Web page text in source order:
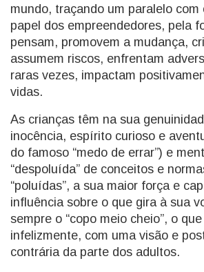
mundo, traçando um paralelo
papel dos empreendedores, pela
pensam, promovem a mudança,
assumem riscos, enfrentam
raras vezes, impactam
vidas.
As crianças têm na sua
inocência, espírito curioso e
do famoso “medo de errar”) e
“despoluída” de conceitos e
“poluídas”, a sua maior força e
influência sobre o que gira à sua
sempre o “copo meio cheio”, o
infelizmente, com uma visão e
contrária da parte dos adultos.